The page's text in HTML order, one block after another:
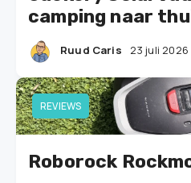
camping naar
Ruud Caris 23 juli 2026
REVIEWS
Roborock